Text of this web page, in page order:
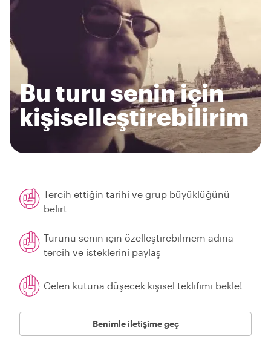
Bu turu senin için
kişiselleştirebilirim
Tercih ettiğin tarihi ve grup büyüklüğünü
belirt
Turunu senin için özelleştirebilmem adına
tercih ve isteklerini paylaş
Gelen kutuna düşecek kişisel teklifimi bekle!
Benimle iletişime geç